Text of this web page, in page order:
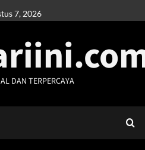
7, 2026
DAN TERPERCAYA